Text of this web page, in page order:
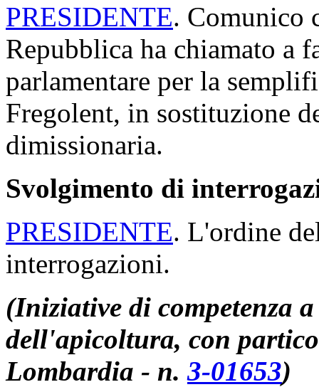
PRESIDENTE. Comunico
Repubblica ha chiamato a
parlamentare per la
Fregolent, in sostituzione
dimissionaria.
Svolgimento di
PRESIDENTE. L'ordine
interrogazioni.
(Iniziative di competenza
dell'apicoltura, con
Lombardia - n.3-01653)